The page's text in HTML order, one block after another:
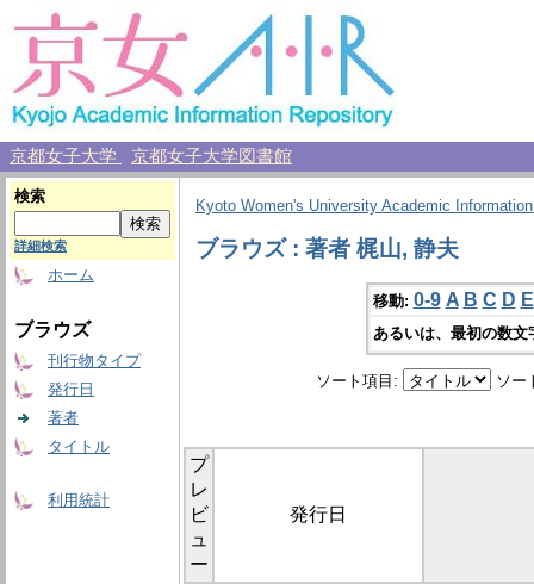
京都女子大学 京都女子大学図書館
検索
詳細検索
ホーム
ブラウズ
刊行物タイプ
発行日
著者
タイトル
利用統計
Kyoto Women's University Academic
ブラウズ : 著者 梶山, 静夫
移動: 0-9 A B C D E
あるいは、最初の数
ソート項目: ソー
プ
レ
ビ
ュ
ー
発行日